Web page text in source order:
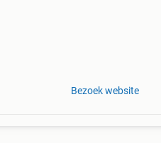
Bezoek website